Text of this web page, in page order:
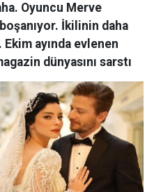
Oyuncu Merve
İkilinin daha
ayında evlenen
dünyasını sarstı